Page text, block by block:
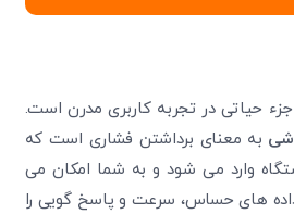
حیاتی در تجربه کاربری مدرن است.
به معنای برداشتن فشاری است که
وارد می ‌شود و به شما امکان می‌
های حساس، سرعت و پاسخ گویی را